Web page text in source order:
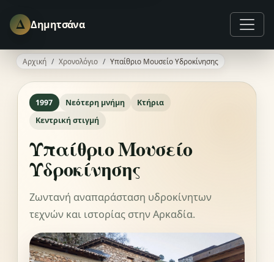
Δ Δημητσάνα
Αρχική Χρονολόγιο Υπαίθριο Μουσείο Υδροκίνησης
1997 Νεότερη μνήμη
Κτήρια
Κεντρική στιγμή
Υπαίθριο Μουσείο
Υδροκίνησης
Ζωντανή αναπαράσταση υδροκίνητων
τεχνών και ιστορίας στην Αρκαδία.